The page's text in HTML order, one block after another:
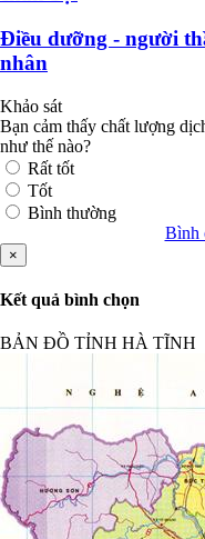
Điều dưỡng - người
nhân
Khảo sát
Bạn cảm thấy chất lượng
như thế nào?
Rất tốt
Tốt
Bình thường
Bình
×
Kết quả bình chọn
BẢN ĐỒ TỈNH HÀ TĨNH